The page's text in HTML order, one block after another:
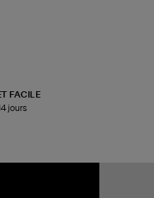
FACILE
jours